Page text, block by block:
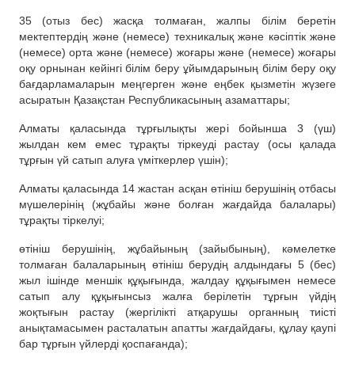
35 (отыз бес) жасқа толмаған, жалпы білім беретін
мектептердің және (немесе) техникалық және кәсіптік және
(немесе) орта және (немесе) жоғары және (немесе) жоғары
оқу орнынан кейінгі білім беру ұйымдарының білім беру оқу
бағдарламаларын меңгерген және еңбек қызметін жүзеге
асыратын Қазақстан Республикасының азаматтары;
Алматы қаласында тұрғылықты жері бойынша 3 (үш)
жылдан кем емес тұрақты тіркеуді растау (осы қалада
тұрғын үй сатып алуға үміткерлер үшін);
Алматы қаласында 14 жастан асқан өтініш берушінің отбасы
мүшелерінің (жұбайы және болған жағдайда балалары)
тұрақты тіркелуі;
өтініш берушінің, жұбайының (зайыбының), кәмелетке
толмаған балаларының өтініш берудің алдындағы 5 (бес)
жыл ішінде меншік құқығында, жалдау құқығымен немесе
сатып алу құқығынсыз жалға берілетін тұрғын үйдің
жоқтығын растау (жергілікті атқарушы органның тиісті
анықтамасымен расталатын апатты жағдайдағы, құлау қаупі
бар тұрғын үйлерді қоспағанда);